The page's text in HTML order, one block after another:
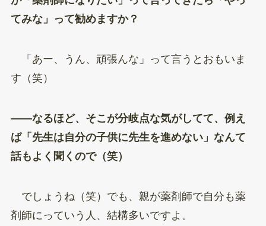
てみな」って勧めますか？
「あー、うん、頑張んな」って言うとおもいま
す（笑）
——なるほど、そこが分岐点な気がしてて、例え
ば「先生は自分の子供に先生を進めない」なんて
話もよく聞くので（笑）
でしょうね（笑）でも、親が薬剤師で自分も薬
剤師にっていう人、結構多いですよ。